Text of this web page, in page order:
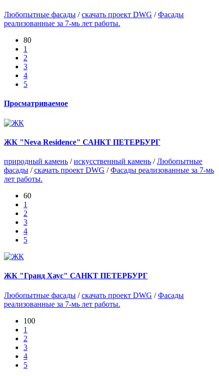
Любопытные фасады /скачать проект DWG /Фасады
реализованные за 7-мь лет работы.
80
1
2
3
4
5
Просматриваемое
ЖК "Neva Residence" САНКТ ПЕТЕРБУРГ
природный камень /искусственный камень /Любопытные
фасады /скачать проект DWG /Фасады реализованные за 7-мь
лет работы.
60
1
2
3
4
5
ЖК "Гранд Хаус" САНКТ ПЕТЕРБУРГ
Любопытные фасады /скачать проект DWG /Фасады
реализованные за 7-мь лет работы.
100
1
2
3
4
5